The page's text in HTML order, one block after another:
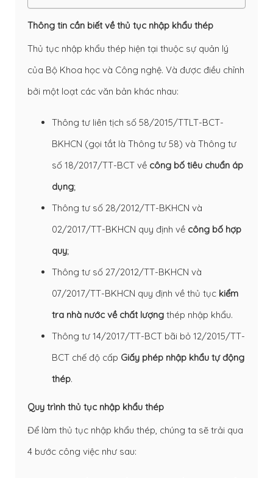
Thông tin cần biết về thủ tục nhập khẩu thép
Thủ tục nhập khẩu thép hiện tại thuộc sự quản lý
của Bộ Khoa học và Công nghệ. Và được điều chỉnh
bởi một loạt các văn bản khác nhau:
Thông tư liên tịch số 58/2015/TTLT-BCT-
BKHCN (gọi tắt là Thông tư 58) và Thông tư
số 18/2017/TT-BCT về công bố tiêu chuẩn áp
dụng;
Thông tư số 28/2012/TT-BKHCN và
02/2017/TT-BKHCN quy định về công bố hợp
quy;
Thông tư số 27/2012/TT-BKHCN và
07/2017/TT-BKHCN quy định về thủ tục kiểm
tra nhà nước về chất lượng thép nhập khẩu.
Thông tư 14/2017/TT-BCT bãi bỏ 12/2015/TT-
BCT chế độ cấp Giấy phép nhập khẩu tự động
thép.
Quy trình thủ tục nhập khẩu thép
Để làm thủ tục nhập khẩu thép, chúng ta sẽ trải qua
4 bước công việc như sau: